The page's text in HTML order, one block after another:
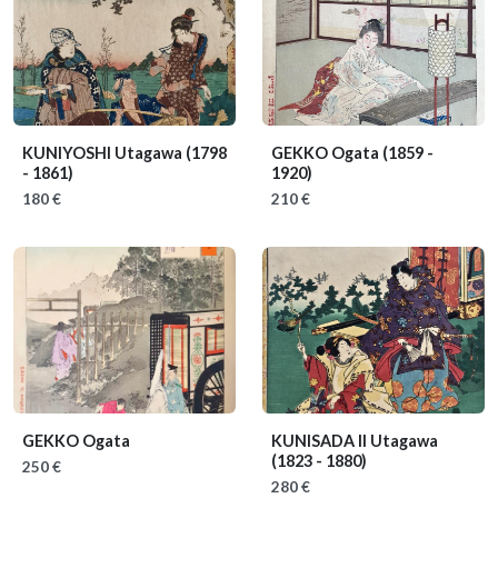
KUNIYOSHI Utagawa (1798
- 1861)
180 €
GEKKO Ogata (1859 -
1920)
210 €
GEKKO Ogata
250 €
KUNISADA II Utagawa
(1823 - 1880)
280 €